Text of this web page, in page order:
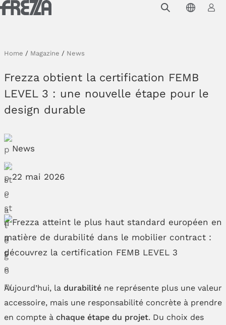
Skip to main content
Projets et inspirations
Frezza
Downloads
Contacts
Home / Magazine / News
Frezza obtient la certification FEMB
LEVEL 3 : une nouvelle étape pour le
design durable
News
22 mai 2026
Aujourd’hui, la durabiliténe représente plus une valeur
accessoire, mais une responsabilité concrète à prendre
en compte à chaque étape du projet. Du choix des